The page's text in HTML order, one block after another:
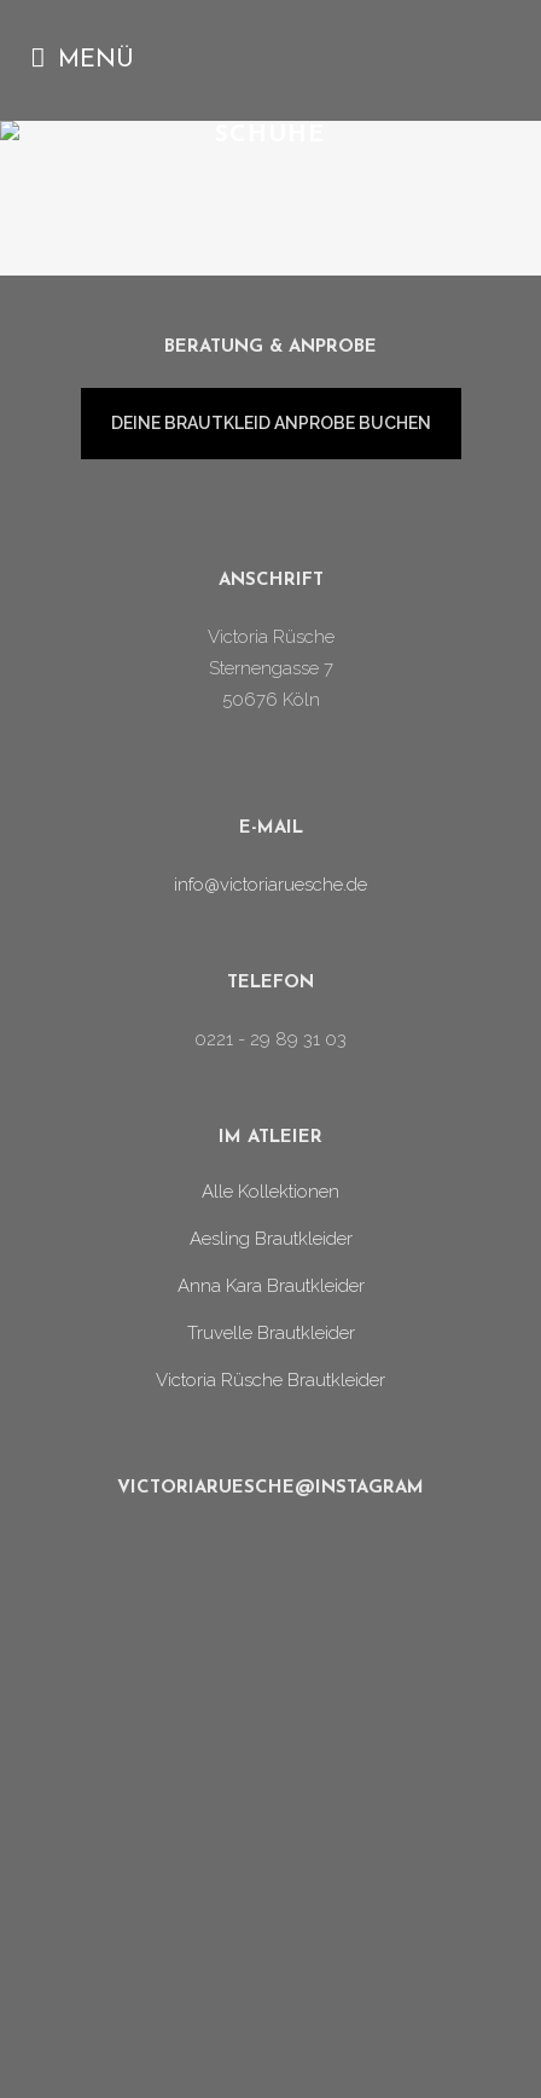
BERATUNG & ANPROBE
DEINE BRAUTKLEID ANPROBE BUCHEN
ANSCHRIFT
Victoria Rüsche
Sternengasse 7
50676 Köln
E-MAIL
info@victoriaruesche.de
TELEFON
0221 - 29 89 31 03
IM ATLEIER
Alle Kollektionen
Aesling Brautkleider
Anna Kara Brautkleider
Truvelle Brautkleider
Victoria Rüsche Brautkleider
VICTORIARUESCHE@INSTAGRAM